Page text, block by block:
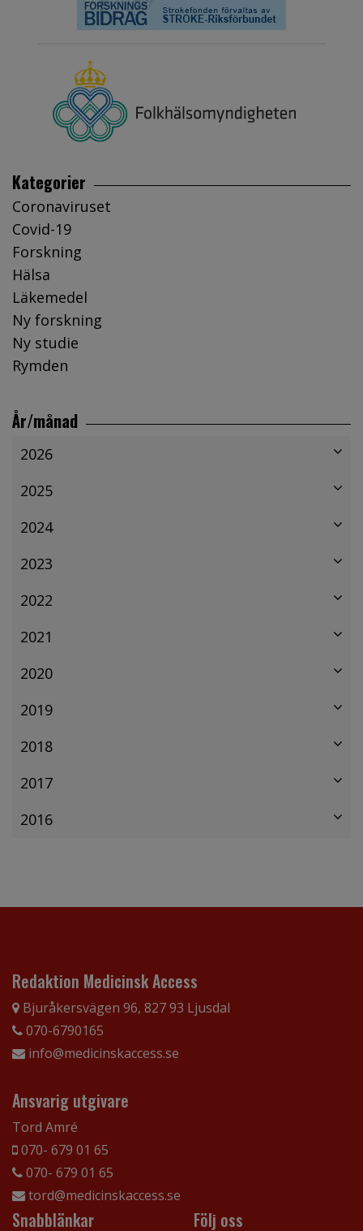
Kategorier
Coronaviruset
Covid-19
Forskning
Hälsa
Läkemedel
Ny forskning
Ny studie
Rymden
År/månad
2026
2025
2024
2023
2022
2021
2020
2019
2018
2017
2016
Redaktion Medicinsk Access
Bjuråkersvägen 96, 827 93 Ljusdal
070-6790165
info@medicinskaccess.se
Ansvarig utgivare
Tord Amré
070- 679 01 65
070- 679 01 65
tord@medicinskaccess.se
Snabblänkar Följ oss